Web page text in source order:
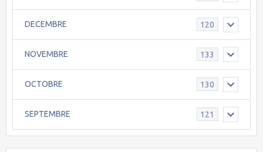
DECEMBRE 120
NOVEMBRE 133
OCTOBRE 130
SEPTEMBRE 121